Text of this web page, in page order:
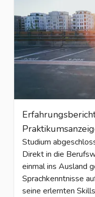
Studium
Direkt in die
einmal ins Ausland
Sprachkenntnisse
seine erlernten